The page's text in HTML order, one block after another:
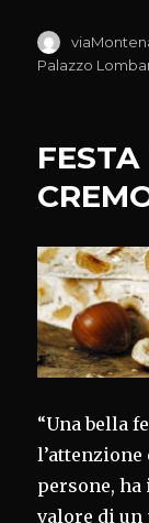
Autore
Palazzo
“Una bella
persone,
valore di un